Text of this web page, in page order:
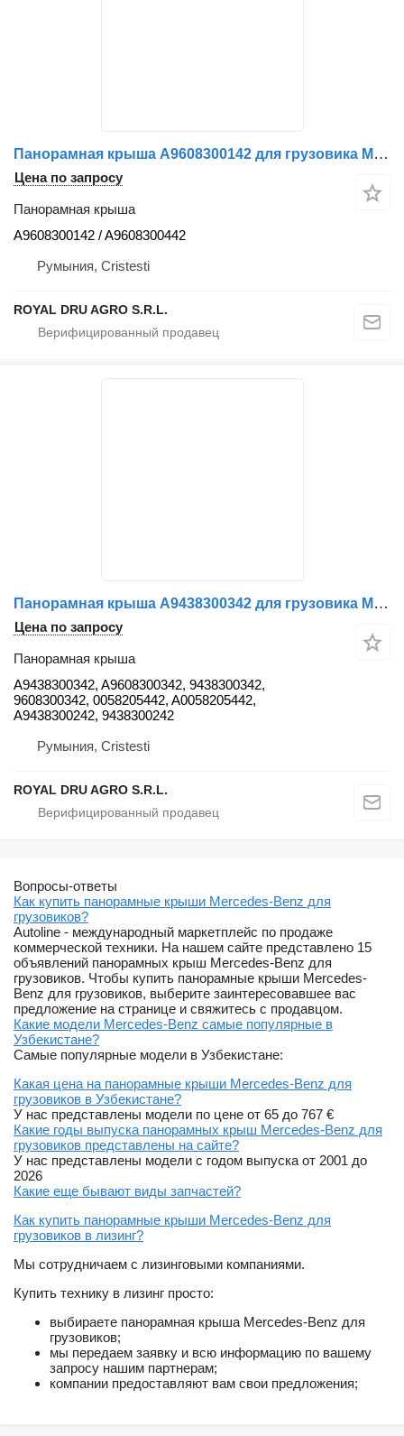
Панорамная крыша A9608300142 для грузовика Mercedes-Benz
Цена по запросу
Панорамная крыша
A9608300142 / A9608300442
Румыния, Cristesti
ROYAL DRU AGRO S.R.L.
Панорамная крыша A9438300342 для грузовика Mercedes-Benz
Цена по запросу
Панорамная крыша
A9438300342, A9608300342, 9438300342,
9608300342, 0058205442, A0058205442,
A9438300242, 9438300242
Румыния, Cristesti
ROYAL DRU AGRO S.R.L.
Вопросы-ответы
Как купить панорамные крыши Mercedes-Benz для
грузовиков?
Autoline - международный маркетплейс по продаже
коммерческой техники. На нашем сайте представлено 15
объявлений панорамных крыш Mercedes-Benz для
грузовиков. Чтобы купить панорамные крыши Mercedes-
Benz для грузовиков, выберите заинтересовавшее вас
предложение на странице и свяжитесь с продавцом.
Какие модели Mercedes-Benz самые популярные в
Узбекистане?
Самые популярные модели в Узбекистане:
Какая цена на панорамные крыши Mercedes-Benz для
грузовиков в Узбекистане?
У нас представлены модели по цене от 65 до 767 €
Какие годы выпуска панорамных крыш Mercedes-Benz для
грузовиков представлены на сайте?
У нас представлены модели с годом выпуска от 2001 до
2026
Какие еще бывают виды запчастей?
Как купить панорамные крыши Mercedes-Benz для
грузовиков в лизинг?
Мы сотрудничаем с лизинговыми компаниями.
Купить технику в лизинг просто:
выбираете панорамная крыша Mercedes-Benz для
грузовиков;
мы передаем заявку и всю информацию по вашему
запросу нашим партнерам;
компании предоставляют вам свои предложения;